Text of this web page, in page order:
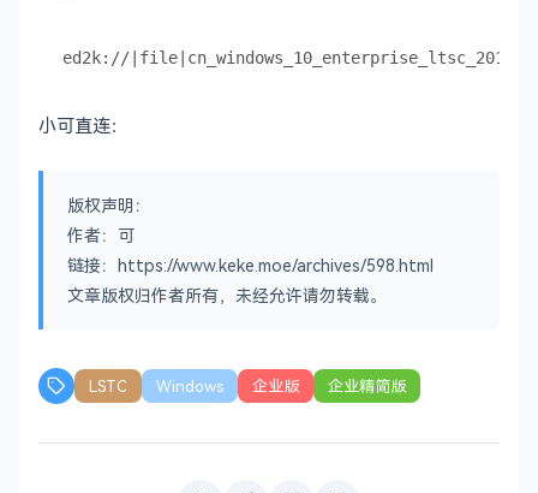
ed2k://
小可直连：
版权声明：
作者：可
链接：https://www.keke.moe/archives/598.html
文章版权归作者所有，未经允许请勿转载。
LSTC Windows 企业版 企业精简版